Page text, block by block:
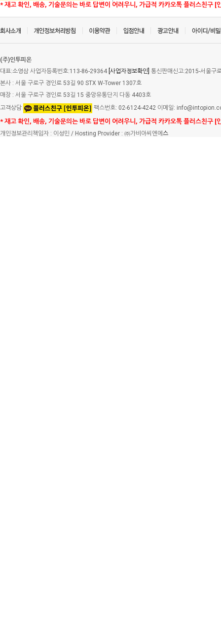
* 재고 확인, 배송, 기술문의는 바로 답변이 어려우니, 가급적 카카오톡 플러스친구 [
(주)인투피온
대표:소영삼 사업자등록번호:113-86-29364 [사업자정보확인] 통신판매신고:2015-서울구
본사 : 서울 구로구 경인로 53길 90 STX W-Tower 1307호
매장 : 서울 구로구 경인로 53길 15 중앙유통단지 다동 4403호
고객상담
팩스번호: 02-6124-4242 이메일:
* 재고 확인, 배송, 기술문의는 바로 답변이 어려우니, 가급적 카카오톡 플러스친구 [
개인정보관리책임자 : 이성민 / Hosting Provider : ㈜가비아씨엔에 스